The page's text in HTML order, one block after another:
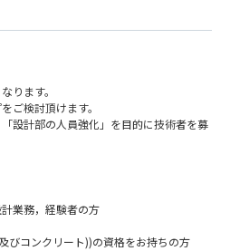
ります。
ご検討頂けます。
設計部の人員強化」を目的に技術者を募
、詳細設計業務など
評価、費用便益、事業計画、ETC2.0、
)、橋梁・道路構造物点検、耐震設計な
業務，経験者の方
びコンクリート))の資格をお持ちの方